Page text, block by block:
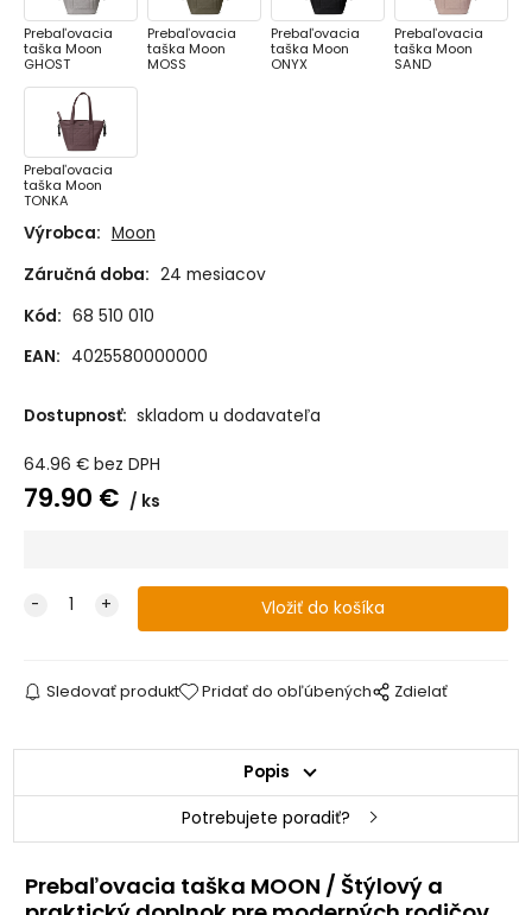
Prebaľovacia
taška Moon
GHOST
Prebaľovacia
taška Moon
MOSS
Prebaľovacia
taška Moon
ONYX
Prebaľovacia
taška Moon
SAND
Prebaľovacia
taška Moon
TONKA
Výrobca: Moon
Záručná doba: 24 mesiacov
Kód: 68 510 010
EAN: 4025580000000
Dostupnosť: skladom u dodavateľa
64.96 € bez DPH
79.90 € ks
Sledovať produkt Pridať do obľúbených Zdielať
Popis
Potrebujete poradiť?
Prebaľovacia taška MOON / Štýlový a